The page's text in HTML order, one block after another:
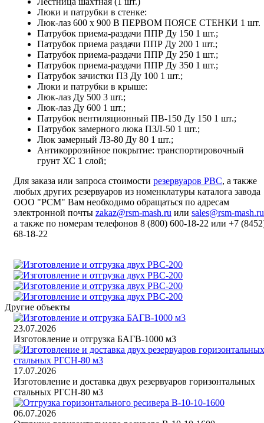
Люки и патрубки в стенке:
Люк-лаз 600 x 900 В ПЕРВОМ ПОЯСЕ СТЕНКИ 1 шт.
Патрубок приема-раздачи ППР Ду 150 1 шт.;
Патрубок приема раздачи ППР Ду 200 1 шт.;
Патрубок приема-раздачи ППР Ду 250 1 шт.;
Патрубок приема-раздачи ППР Ду 350 1 шт.;
Патрубок зачистки ПЗ Ду 100 1 шт.;
Люки и патрубки в крыше:
Люк-лаз Ду 500 3 шт.;
Люк-лаз Ду 600 1 шт.;
Патрубок вентиляционный ПВ-150 Ду 150 1 шт.;
Патрубок замерного люка ПЗЛ-50 1 шт.;
Люк замерный ЛЗ-80 Ду 80 1 шт.;
Антикоррозийное покрытие: транспортировочный
грунт ХС 1 слой;
Для заказа или запроса стоимости резервуаров РВС, а также
любых других резервуаров из номенклатуры каталога завода
ООО "РСМ" Вам необходимо обращаться по адресам
электронной почты zakaz@rsm-mash.ru или sales@rsm-mash.ru
а также по номерам телефонов 8 (800) 600-18-22 или +7
68-18-22
Другие объекты
23.07.2026
Изготовление и отгрузка БАГВ-1000 м3
17.07.2026
Изготовление и доставка двух резервуаров горизонтальных
стальных РГСН-80 м3
06.07.2026